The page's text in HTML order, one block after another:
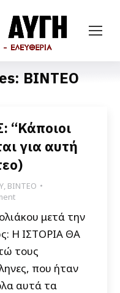
ΒΙΝΤΕΟ
“Κάποιοι
για αυτή
, ΒΙΝΤΕΟ
μετά την
Η ΙΣΤΟΡΙΑ ΘΑ
τους
που ήταν
αυτά τα